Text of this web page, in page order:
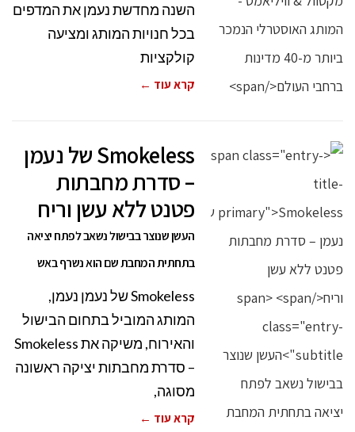
השנה מחדשת נעמן את המדפים
בכל חנויות המותג ומציעה
קולקציות
קרא עוד ←
Smokeless של נעמן
– סדרת מחבתות
פטנט ללא עשן וריח
העשן שנוצר בבישול נשאב לפתח יציאה
בתחתית המחבת שם הוא נשרף באש
Smokeless של נעמן נעמן,
המותג המוביל בתחום הבישול
והאירוח, משיקה את Smokeless
– סדרת מחבתות יציקה ראשונה
מסוגה,
קרא עוד ←